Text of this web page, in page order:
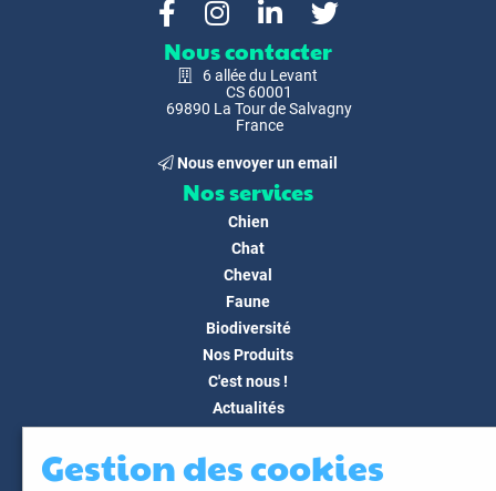
Nous contacter
6 allée du Levant
CS 60001
69890 La Tour de Salvagny
France
Nous envoyer un email
Nos services
Chien
Chat
Cheval
Faune
Biodiversité
Nos Produits
C'est nous !
Actualités
FAQ
Gestion des cookies